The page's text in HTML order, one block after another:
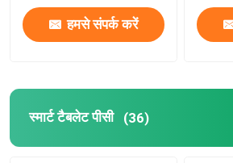
हमसे संपर्क करें
स्मार्ट टैबलेट पीसी (36)